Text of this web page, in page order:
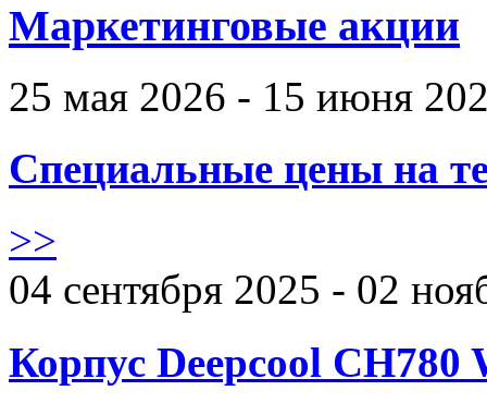
Маркетинговые акции
25 мая 2026 - 15 июня
Специальные цены на
>>
04 сентября 2025 - 02
Корпус Deepcool CH780